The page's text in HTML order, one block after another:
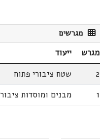
מגרשים
מגרש ייעוד
2
שטח ציבורי פתוח
1
מבנים ומוסדות ציבור